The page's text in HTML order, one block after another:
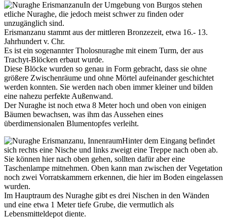
In der Umgebung von Burgos stehen
etliche Nuraghe, die jedoch meist schwer zu finden oder
unzugänglich sind.
Erismanzanu stammt aus der mittleren Bronzezeit, etwa 16.- 13.
Jahrhundert v. Chr.
Es ist ein sogenannter Tholosnuraghe mit einem Turm, der aus
Trachyt-Blöcken erbaut wurde.
Diese Blöcke wurden so genau in Form gebracht, dass sie ohne
größere Zwischenräume und ohne Mörtel aufeinander geschichtet
werden konnten. Sie werden nach oben immer kleiner und bilden
eine nahezu perfekte Außenwand.
Der Nuraghe ist noch etwa 8 Meter hoch und oben von einigen
Bäumen bewachsen, was ihm das Aussehen eines
überdimensionalen Blumentopfes verleiht.
Hinter dem Eingang befindet
sich rechts eine Nische und links zweigt eine Treppe nach oben ab.
Sie können hier nach oben gehen, sollten dafür aber eine
Taschenlampe mitnehmen. Oben kann man zwischen der Vegetation
noch zwei Vorratskammern erkennen, die hier im Boden eingelassen
wurden.
Im Hauptraum des Nuraghe gibt es drei Nischen in den Wänden
und eine etwa 1 Meter tiefe Grube, die vermutlich als
Lebensmitteldepot diente.